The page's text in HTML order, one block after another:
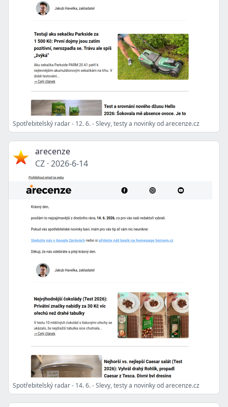
Spotřebitelský radar - 12. 6. - Slevy, testy a novinky od arecenze.cz
arecenze
CZ · 2026-6-14
Spotřebitelský radar - 14. 6. - Slevy, testy a novinky od arecenze.cz